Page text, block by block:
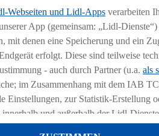
Webseiten und Lidl-Apps verarbeiten
App (gemeinsam: „Lidl-
mit denen eine Speicherung und ein
erfolgt. Diese sind teilweise
- auch durch Partner (u.a. als
im Zusammenhang mit dem IAB
Einstellungen, zur Statistik-Erstellung
innerhalb und außerhalb der Lidl-
personalisierte Werbung werden